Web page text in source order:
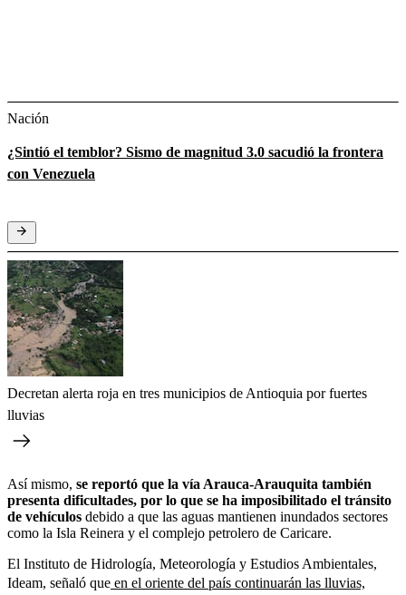
Nación
¿Sintió el temblor? Sismo de magnitud 3.0 sacudió la frontera
con Venezuela
Decretan alerta roja en tres municipios de Antioquia por fuertes
lluvias
Así mismo, se reportó que la vía Arauca-Arauquita también
presenta dificultades, por lo que se ha imposibilitado el tránsito
de vehículos debido a que las aguas mantienen inundados sectores
como la Isla Reinera y el complejo petrolero de Caricare.
El Instituto de Hidrología, Meteorología y Estudios Ambientales,
Ideam, señaló que en el oriente del país continuarán las lluvias,